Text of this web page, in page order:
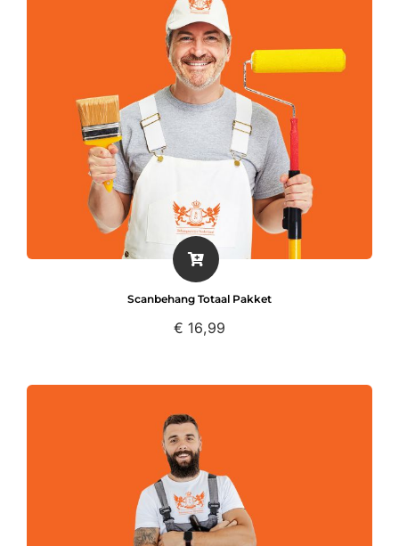
Scanbehang Totaal Pakket
€ 16,99